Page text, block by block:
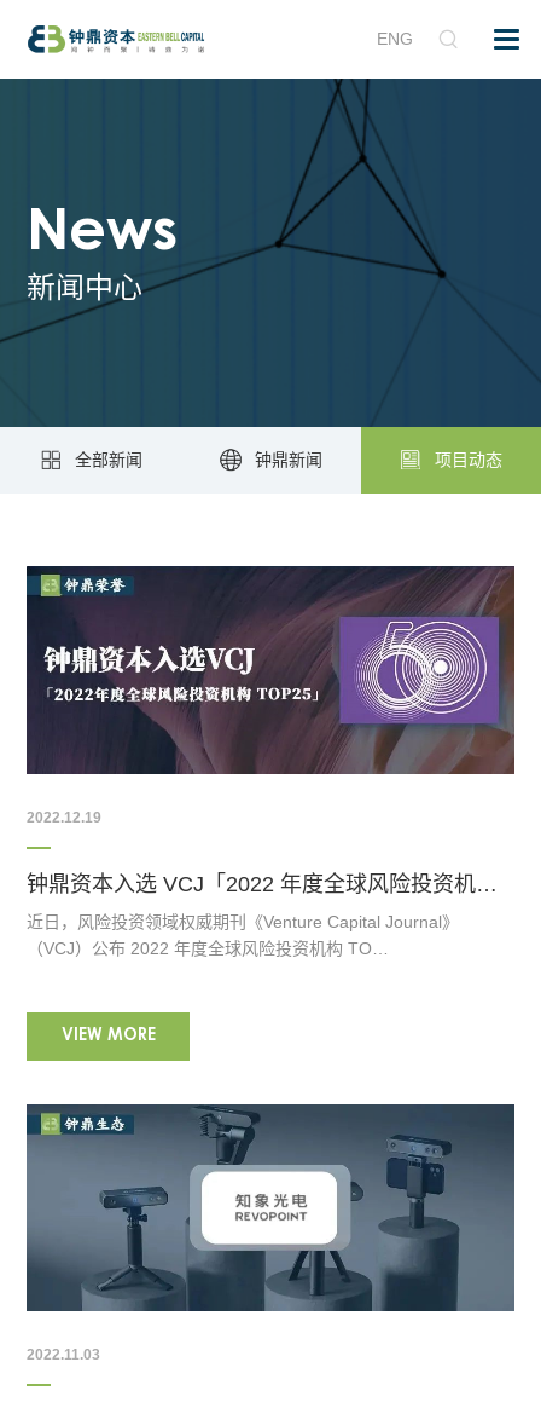
ENG
News
新闻中心
全部新闻 钟鼎新闻 项目动态
2022.12.19
钟鼎资本入选 VCJ「2022 年度全球风险投资机构 TOP 25」
近日，风险投资领域权威期刊《Venture Capital Journal》
（VCJ）公布 2022 年度全球风险投资机构 TO…
VIEW MORE
2022.11.03